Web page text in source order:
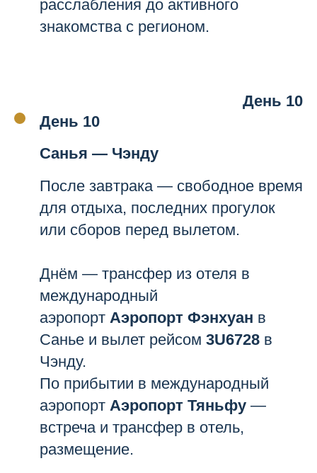
расслабления до активного
знакомства с регионом.
День 10
День 10
Санья — Чэнду
После завтрака — свободное время
для отдыха, последних прогулок
или сборов перед вылетом.
Днём — трансфер из отеля в
международный
аэропорт Аэропорт Фэнхуан в
Санье и вылет рейсом 3U6728 в
Чэнду.
По прибытии в международный
аэропорт Аэропорт Тяньфу —
встреча и трансфер в отель,
размещение.